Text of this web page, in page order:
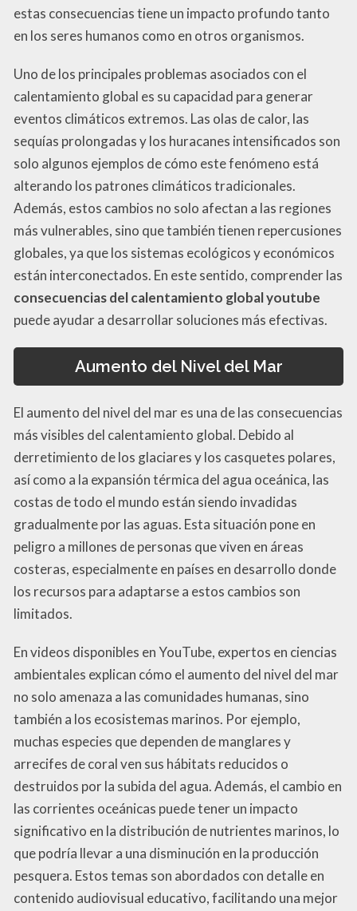
estas consecuencias tiene un impacto profundo tanto
en los seres humanos como en otros organismos.
Uno de los principales problemas asociados con el
calentamiento global es su capacidad para generar
eventos climáticos extremos. Las olas de calor, las
sequías prolongadas y los huracanes intensificados son
solo algunos ejemplos de cómo este fenómeno está
alterando los patrones climáticos tradicionales.
Además, estos cambios no solo afectan a las regiones
más vulnerables, sino que también tienen repercusiones
globales, ya que los sistemas ecológicos y económicos
están interconectados. En este sentido, comprender las
consecuencias del calentamiento global youtube
puede ayudar a desarrollar soluciones más efectivas.
Aumento del Nivel del Mar
El aumento del nivel del mar es una de las consecuencias
más visibles del calentamiento global. Debido al
derretimiento de los glaciares y los casquetes polares,
así como a la expansión térmica del agua oceánica, las
costas de todo el mundo están siendo invadidas
gradualmente por las aguas. Esta situación pone en
peligro a millones de personas que viven en áreas
costeras, especialmente en países en desarrollo donde
los recursos para adaptarse a estos cambios son
limitados.
En videos disponibles en YouTube, expertos en ciencias
ambientales explican cómo el aumento del nivel del mar
no solo amenaza a las comunidades humanas, sino
también a los ecosistemas marinos. Por ejemplo,
muchas especies que dependen de manglares y
arrecifes de coral ven sus hábitats reducidos o
destruidos por la subida del agua. Además, el cambio en
las corrientes oceánicas puede tener un impacto
significativo en la distribución de nutrientes marinos, lo
que podría llevar a una disminución en la producción
pesquera. Estos temas son abordados con detalle en
contenido audiovisual educativo, facilitando una mejor